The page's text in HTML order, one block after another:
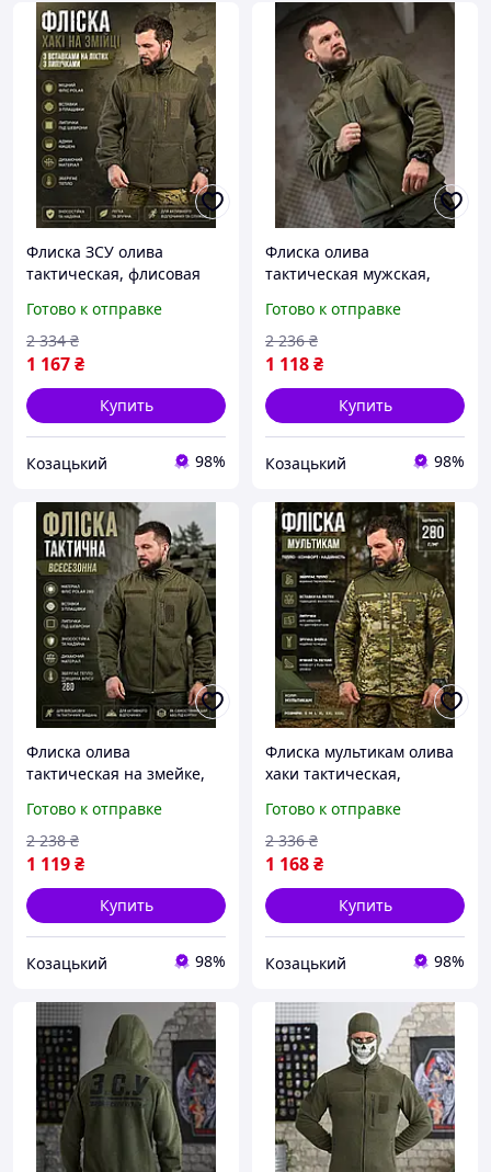
Флиска ЗСУ олива
тактическая, флисовая
армейская флисовка
мужская теплая XL Pj7sd
Готово к отправке
1 167₴
2 334 ₴
Купить
Козацький 98%
Флиска олива
тактическая мужская,
ЗСУ, теплая флиска хаки
на молнии L Pj7sd
Готово к отправке
1 118₴
2 236 ₴
Купить
Козацький 98%
Флиска олива
тактическая на змейке,
липучками, армейская
флисовка теплая 3XL
Pj7sd
Готово к отправке
1 119₴
2 238 ₴
Купить
Козацький 98%
Флиска мультикам олива
хаки тактическая,
липучками, армейская
теплая кофта L Pj7sd
Готово к отправке
1 168₴
2 336 ₴
Купить
Козацький 98%